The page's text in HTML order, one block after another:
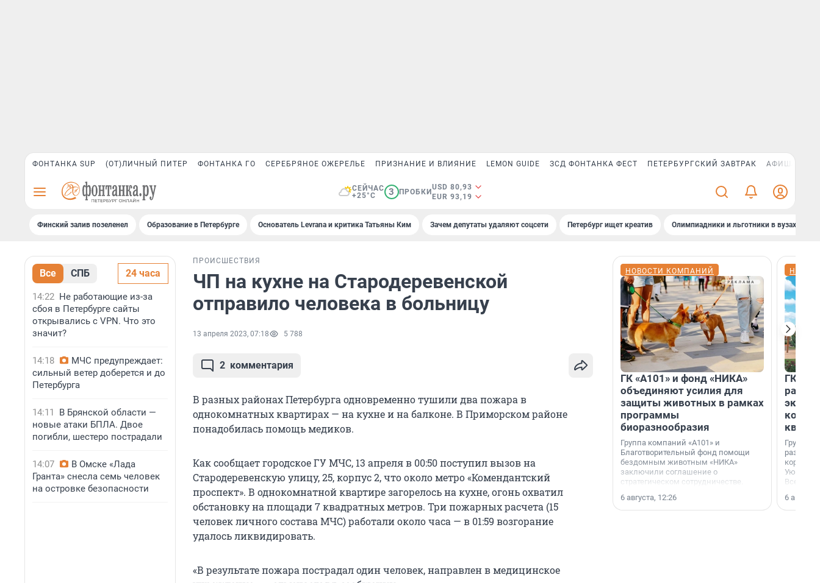
ФОНТАНКА SUP (ОТ)ЛИЧНЫЙ ПИТЕР ФОНТАНКА ГО СЕРЕБРЯНОЕ ОЖЕРЕЛЬЕ ПРИЗНАНИЕ И ВЛИЯНИЕ LEMON GUIDE ЗСД ФОНТАНКА ФЕСТ ПЕТЕРБУРГСКИЙ ЗАВТРАК АФИША PLUS
СЕЙЧАС
+25°C
3 ПРОБКИ
USD 80,93
EUR 93,19
Финский залив позеленел Образование в Петербурге Основатель Levrana и критика Татьяны Ким Зачем депутаты удаляют соцсети Петербург ищет креатив Олимпиадники и льготники в вузах СПб
Все СПБ 24 часа
14:22 Не работающие из-за
сбоя в Петербурге сайты
открывались с VPN. Что это
значит?
14:18
МЧС предупреждает:
сильный ветер доберется и до
Петербурга
14:11
В Брянской области —
новые атаки БПЛА. Двое
погибли, шестеро пострадали
14:07
В Омске «Лада
Гранта» снесла семь человек
на островке безопасности
ПРОИСШЕСТВИЯ
ЧП на кухне на Стародеревенской
отправило человека в больницу
13 апреля 2023, 07:18 5 788
2 комментария
В разных районах Петербурга одновременно тушили два пожара в
однокомнатных квартирах — на кухне и на балконе. В Приморском районе
понадобилась помощь медиков.
Как сообщает городское ГУ МЧС, 13 апреля в 00:50 поступил вызов на
Стародеревенскую улицу, 25, корпус 2, что около метро «Комендантский
проспект». В однокомнатной квартире загорелось на кухне, огонь охватил
обстановку на площади 7 квадратных метров. Три пожарных расчета (15
человек личного состава МЧС) работали около часа — в 01:59 возгорание
удалось ликвидировать.
«В результате пожара пострадал один человек, направлен в медицинское
НОВОСТИ КОМПАНИЙ
ГК «А101» и фонд «НИКА»
объединяют усилия для
защиты животных в рамках
программы
биоразнообразия
Группа компаний «А101» и
Благотворительный фонд помощи
бездомным животным «НИКА»
заключили соглашение о
стратегическом сотрудничестве.
6 августа, 12:26
ГК
Группа
корпуса
Уютный
6